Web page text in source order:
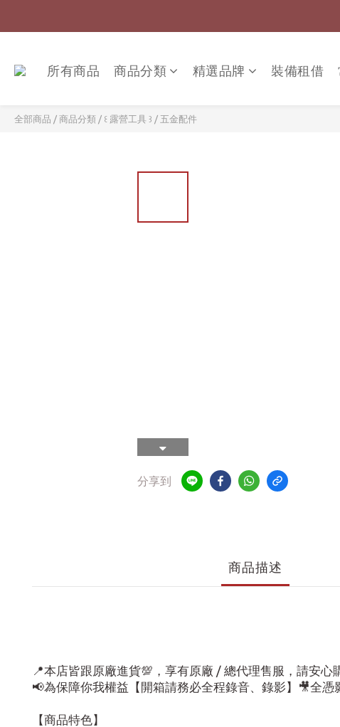
所有商品 商品分類 精選品牌 裝備租借
全部商品 / 商品分類 / ꒰ 露營工具 ꒱ / 五金配件
分享到
商品描述
📍本店皆跟原廠進貨💯，享有原廠 / 總代理售服，請安心
📢為保障你我權益【開箱請務必全程錄音、錄影】🎥全憑
【商品特色】